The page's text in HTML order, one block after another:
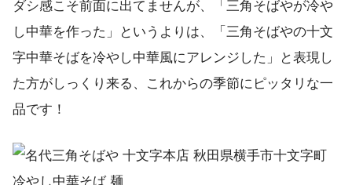
ダシ感こそ前面に出てませんが、「三角そばやが冷や
し中華を作った」というよりは、「三角そばやの十文
字中華そばを冷やし中華風にアレンジした」と表現し
た方がしっくり来る、これからの季節にピッタリな一
品です！